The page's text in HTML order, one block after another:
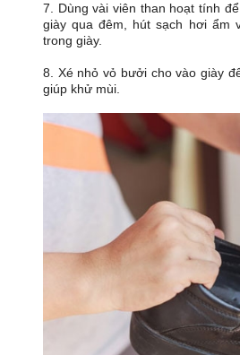
7. Dùng vài viên than hoạt tính
giày qua đêm, hút sạch hơi ẩm
trong giày.
8. Xé nhỏ vỏ bưởi cho vào giày
giúp khử mùi.